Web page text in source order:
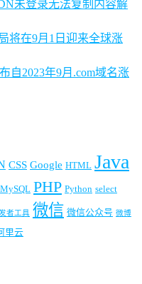
未登录无法复制内容解
将在9月1日迎来全球涨
自2023年9月.com域名涨
CSS Google HTML Java
MySQL PHP Python select
者工具 微信 微信公众号 微博
里云